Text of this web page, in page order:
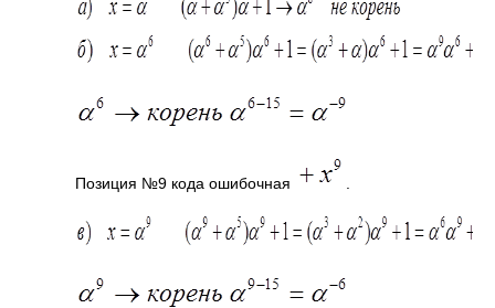
Позиция №9 кода ошибочная